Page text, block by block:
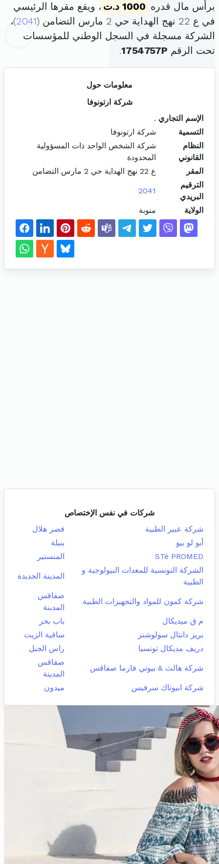
برأس مال قدره 1000 د.ت
، ويقع مقرها الرئيسي
في ع 22 نهج الهداية حي 2 مارس التضامن (
2041)،
الشركة مسجلة في السجل الوطني للمؤسسات
تحت الرقم 1754757P
.
معلومات حول
شركة ارتونوفا
الإسم التجاري .
التسمية
شركة ارتونوفا
النظام
القانوني
شركة الشخص الواحد ذات المسؤولية
المحدودة
المقر
ع 22 نهج الهداية حي 2 مارس التضامن
الترقيم
البريدي
2041
الولاية منوبة
شركات في نفس الإختصاص
شركة عبير الطبية
قصر هلال
أبو لو بيو
بنبلة
STé PROMED
المنستير
الشركة التونسية للمعدات البيولوجية و
الطبية
المدينة الجديدة
شركة كمون للمواد والتجهيزات الطبية
صفاقس
المدينة
م ق ميديكال
باب بحر
بريز دانتال سولوشنز
ساقية الزيت
دريف مديكال تونسيا
راس الجبل
شركة هالث & بيوتي فارما صفاقس
صفاقس
المدينة
شركة ابيوتاك سرفيس
ميدون